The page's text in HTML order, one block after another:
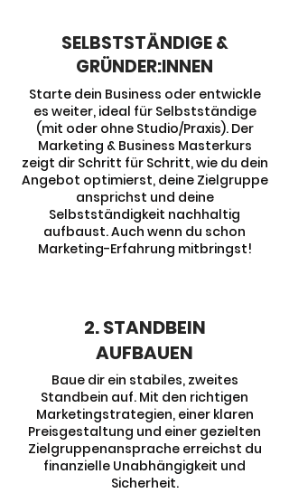
SELBSTSTÄNDIGE &
GRÜNDER:INNEN
Starte dein Business oder entwickle
es weiter, ideal für Selbstständige
(mit oder ohne Studio/Praxis). Der
Marketing & Business Masterkurs
zeigt dir Schritt für Schritt, wie du dein
Angebot optimierst, deine Zielgruppe
ansprichst und deine
Selbstständigkeit nachhaltig
aufbaust. Auch wenn du schon
Marketing-Erfahrung mitbringst!
2. STANDBEIN
AUFBAUEN
Baue dir ein stabiles, zweites
Standbein auf. Mit den richtigen
Marketingstrategien, einer klaren
Preisgestaltung und einer gezielten
Zielgruppenansprache erreichst du
finanzielle Unabhängigkeit und
Sicherheit.